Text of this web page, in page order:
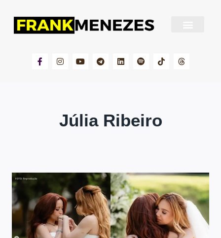
Júlia Ribeiro